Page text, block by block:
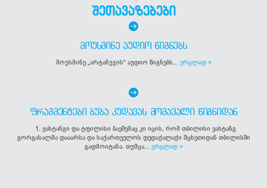
შეთავაზებები
ᲛᲝᲣᲡᲛᲘᲜᲔ ᲐᲣᲓᲘᲝ ᲬᲘᲒᲜᲔᲑᲡ
მოუსმინე „არტანუჯის“ აუდიო წიგნებს... ვრცლად >
ᲤᲠᲐᲒᲛᲔᲜᲢᲔᲑᲘ ᲑᲣᲑᲐ ᲙᲣᲓᲐᲕᲐᲡ ᲛᲝᲛᲐᲕᲐᲚᲘ ᲬᲘᲒᲜᲘᲓᲐᲜ
1. ვახტანგი და ტფილისი ბავშვმაც კი იცის, რომ თბილისი ვახტანგ
გორგასალმა დააარსა და საქართველოს დედაქალაქი მცხეთიდან თბილისში
გადმოიტანა. თუმცა... ვრცლად >